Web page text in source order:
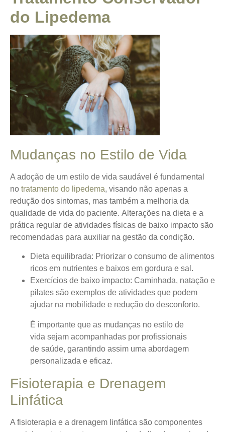
do Lipedema
Mudanças no Estilo de Vida
A adoção de um estilo de vida saudável é fundamental
no tratamento do lipedema, visando não apenas a
redução dos sintomas, mas também a melhoria da
qualidade de vida do paciente. Alterações na dieta e a
prática regular de atividades físicas de baixo impacto são
recomendadas para auxiliar na gestão da condição.
Dieta equilibrada: Priorizar o consumo de alimentos
ricos em nutrientes e baixos em gordura e sal.
Exercícios de baixo impacto: Caminhada, natação e
pilates são exemplos de atividades que podem
ajudar na mobilidade e redução do desconforto.
É importante que as mudanças no estilo de
vida sejam acompanhadas por profissionais
de saúde, garantindo assim uma abordagem
personalizada e eficaz.
Fisioterapia e Drenagem
Linfática
A fisioterapia e a drenagem linfática são componentes